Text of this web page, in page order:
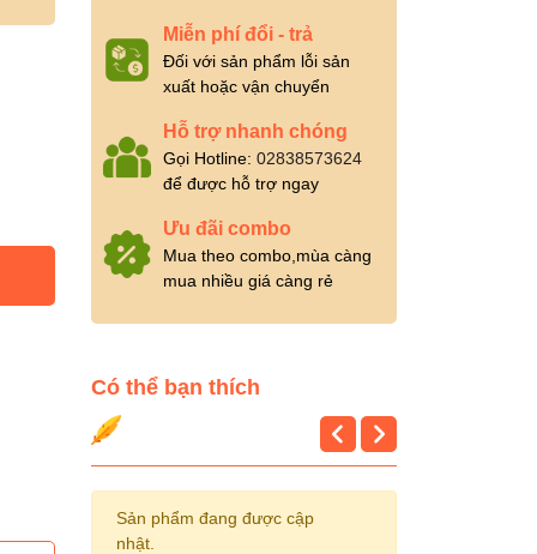
Miễn phí đổi - trả
Đối với sản phẩm lỗi sản
xuất hoặc vận chuyển
Hỗ trợ nhanh chóng
Gọi Hotline: 02838573624
để được hỗ trợ ngay
Ưu đãi combo
Mua theo combo,mùa càng
mua nhiều giá càng rẻ
Có thể bạn thích
Sản phẩm đang được cập
nhật.